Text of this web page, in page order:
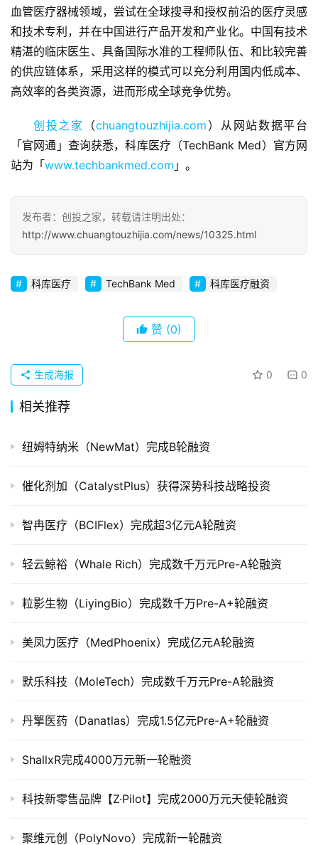
页
融
资
报
道
商
业
观
初
业
布
并
重
司
上
投
据
创
学
投稿
血管医疗器械领域，尝试在全球搜寻和授权前沿的医疗灵感
和技术专利，并在中国进行产品开发和产业化。中国有技术
精湛的临床医生、具备国际水准的工程师队伍、和比较完善
的供应链体系，采用这样的模式可以充分利用国内低成本、
高效率的各类资源，进而形成全球竞争优势。
创投之家 （chuangtouzhijia.com ）从网站数据平台
「官网通」查询获悉，科库医疗（TechBank Med）官方网
站为「www.techbankmed.com 」。
发布者：创投之家，转载请注明出处：
http://www.chuangtouzhijia.com/news/10325.html
科库医疗 TechBank Med 科库医疗融资
赞 (0)
0 0
生成海报
相关推荐
纽姆特纳米（NewMat）完成B轮融资
催化剂加（CatalystPlus）获得深势科技战略投资
智冉医疗（BCIFlex）完成超3亿元A轮融资
轻云鲸裕（Whale Rich）完成数千万元Pre-A轮融资
粒影生物（LiyingBio）完成数千万Pre-A+轮融资
美凤力医疗（MedPhoenix）完成亿元A轮融资
默乐科技（MoleTech）完成数千万元Pre-A轮融资
丹擎医药（Danatlas）完成1.5亿元Pre-A+轮融资
ShallxR完成4000万元新一轮融资
科技新零售品牌【Z·Pilot】完成2000万元天使轮融资
聚维元创（PolyNovo）完成新一轮融资